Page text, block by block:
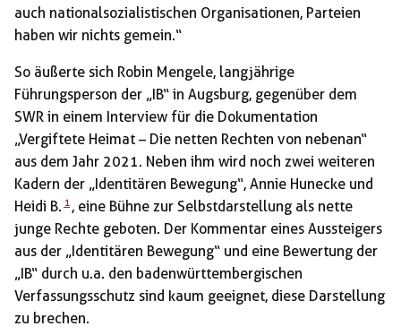
auch nationalsozialistischen Organisationen, Parteien
haben wir nichts gemein.“
So äußerte sich Robin Mengele, langjährige
Führungsperson der „IB“ in Augsburg, gegenüber dem
SWR in einem Interview für die Dokumentation
„Vergiftete Heimat – Die netten Rechten von nebenan“
aus dem Jahr 2021. Neben ihm wird noch zwei weiteren
Kadern der „Identitären Bewegung“, Annie Hunecke und
Heidi B. 1 , eine Bühne zur Selbstdarstellung als nette
junge Rechte geboten. Der Kommentar eines Aussteigers
aus der „Identitären Bewegung“ und eine Bewertung der
„IB“ durch u.a. den badenwürttembergischen
Verfassungsschutz sind kaum geeignet, diese Darstellung
zu brechen.